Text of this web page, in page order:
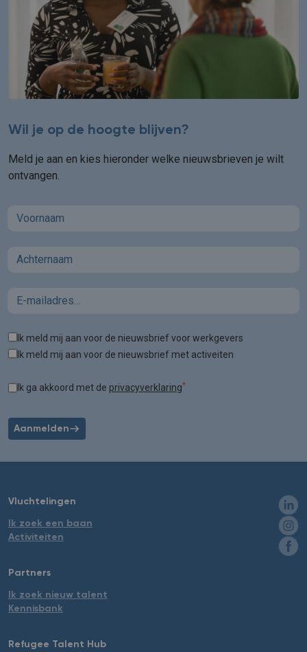
Wil je op de hoogte blijven?
Meld je aan en kies hieronder welke nieuwsbrieven je wilt
ontvangen.
First name
Last name
Email
TagsIk meld mij aan voor de nieuwsbrief voor werkgevers
Ik meld mij aan voor de nieuwsbrief met activeiten
Ik ga akkoord met de privacyverklaring*
Aanmelden
Vluchtelingen
Ik zoek een baan
Activiteiten
Partners
Ik zoek nieuw talent
Kennisbank
Refugee Talent Hub